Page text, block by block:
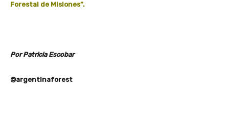
Forestal de Misiones”.
Por Patricia Escobar
@argentinaforest